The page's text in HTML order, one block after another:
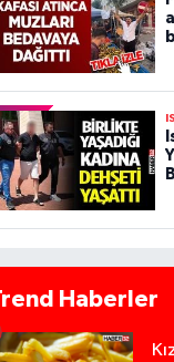
Haberler